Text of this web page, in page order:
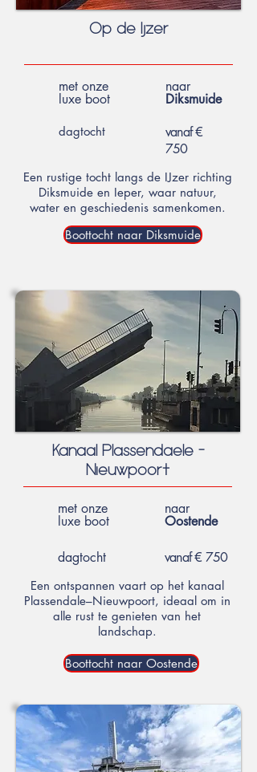
Op de Ijzer
met onze
luxe boot
dagtocht
naar
Diksmuide
vanaf €
750
Een rustige tocht langs de IJzer richting
Diksmuide en Ieper, waar natuur,
water en geschiedenis samenkomen.
Boottocht naar Diksmuide
Kanaal Plassendaele -
Nieuwpoort
met onze
luxe boot
dagtocht
naar
Oostende
vanaf € 750
Een ontspannen vaart op het kanaal
Plassendale–Nieuwpoort, ideaal om in
alle rust te genieten van het
landschap.
Boottocht naar Oostende